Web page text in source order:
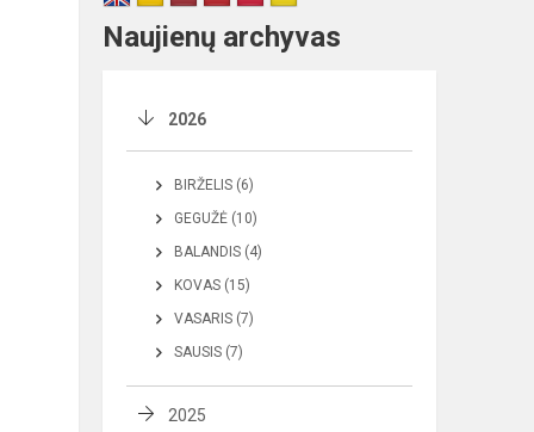
Naujienų archyvas
2026
BIRŽELIS (6)
GEGUŽĖ (10)
BALANDIS (4)
KOVAS (15)
VASARIS (7)
SAUSIS (7)
2025